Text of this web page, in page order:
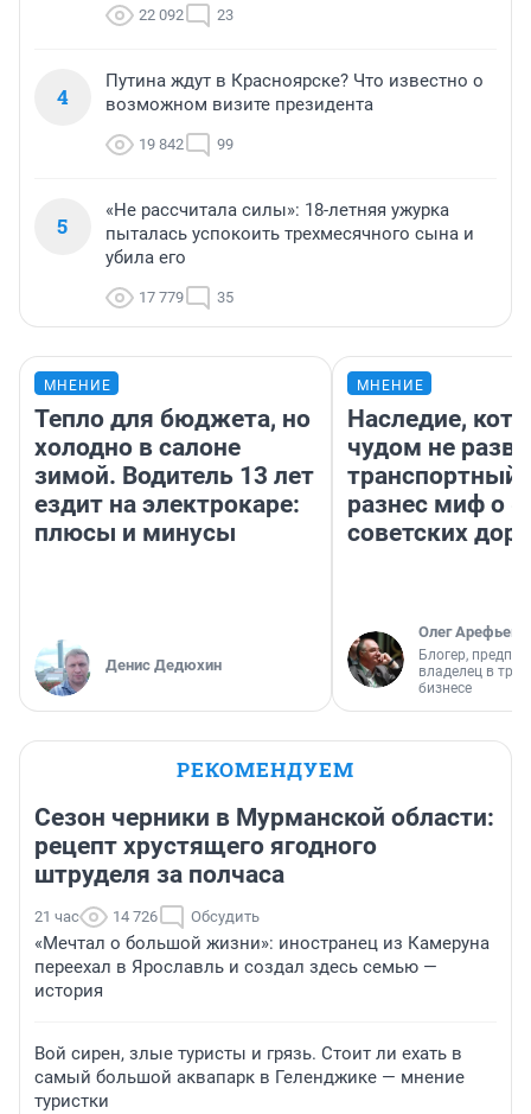
22 092 23
4
Путина ждут в Красноярске? Что известно о
возможном визите президента
19 842 99
5
«Не рассчитала силы»: 18-летняя ужурка
пыталась успокоить трехмесячного сына и
убила его
17 779 35
МНЕНИЕ
Тепло для бюджета, но
холодно в салоне
зимой. Водитель 13 лет
ездит на электрокаре:
плюсы и минусы
Денис Дедюхин
МНЕНИЕ
Наследие,
чудом не
транспортный
разнес миф о
советских
Олег Арефьев
Блогер,
владелец в
бизнесе
РЕКОМЕНДУЕМ
Сезон черники в Мурманской области:
рецепт хрустящего ягодного
штруделя за полчаса
21 час 14 726 Обсудить
«Мечтал о большой жизни»: иностранец из Камеруна
переехал в Ярославль и создал здесь семью —
история
Вой сирен, злые туристы и грязь. Стоит ли ехать в
самый большой аквапарк в Геленджике — мнение
туристки